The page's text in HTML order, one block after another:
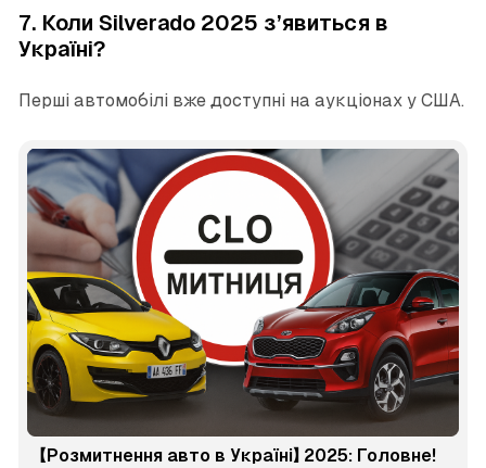
7. Коли Silverado 2025 з’явиться в
Україні?
Перші автомобілі вже доступні на аукціонах у США.
【Розмитнення авто в Україні】 2025: Головне!